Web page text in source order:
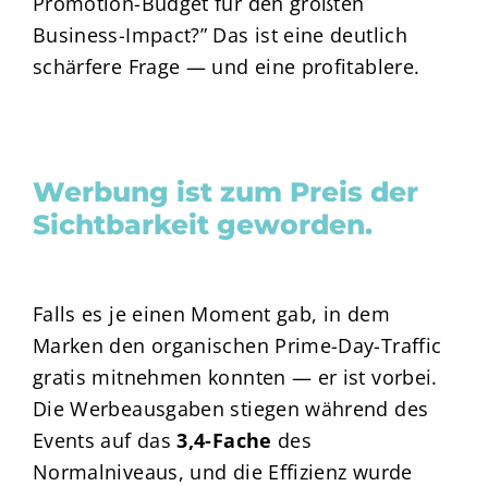
Business-Impact?” Das ist eine deutlich
schärfere Frage — und eine profitablere.
Werbung ist zum Preis der
Sichtbarkeit geworden.
Falls es je einen Moment gab, in dem
Marken den organischen Prime-Day-Traffic
gratis mitnehmen konnten — er ist vorbei.
Die Werbeausgaben stiegen während des
Events auf das3,4-Fache des
Normalniveaus, und die Effizienz wurde